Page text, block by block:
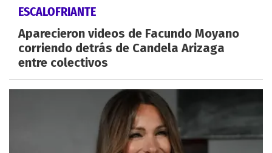
ESCALOFRIANTE
Aparecieron videos de Facundo Moyano
corriendo detrás de Candela Arizaga
entre colectivos